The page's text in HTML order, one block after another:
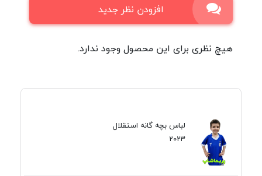
افزودن نظر جدید
هیچ نظری برای این محصول وجود ندارد.
لباس بچه گانه استقلال
2023